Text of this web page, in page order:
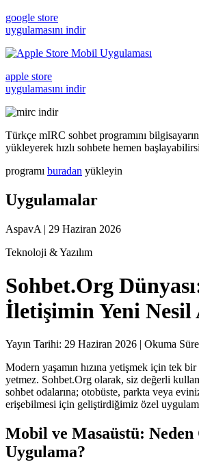
google store
uygulamasını indir
apple store
uygulamasını indir
Türkçe mIRC sohbet programını
yükleyerek hızlı sohbete hemen
programı buradan yükleyin
Uygulamalar
AspavA | 29 Haziran 2026
Teknoloji & Yazılım
Sohbet.Org
İletişimin Yeni Nesil
Yayın Tarihi: 29 Haziran 2026 | Okuma
Modern yaşamın hızına yetişmek için tek
yetmez. Sohbet.Org olarak, siz değerli
sohbet odalarına; otobüste, parkta veya
erişebilmesi için geliştirdiğimiz özel
Mobil ve Masaüstü: Neden
Uygulama?